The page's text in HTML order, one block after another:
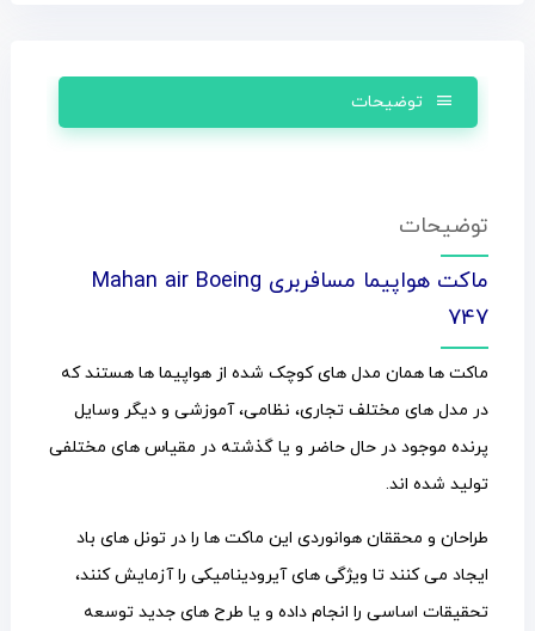
توضیحات
توضیحات
ماکت هواپیما مسافربری Mahan air Boeing
747
ماکت ها همان مدل های کوچک شده از هواپیما ها هستند که
در مدل های مختلف تجاری، نظامی، آموزشی و دیگر وسایل
پرنده موجود در حال حاضر و یا گذشته در مقیاس های مختلفی
تولید شده اند.
طراحان و محققان هوانوردی این ماکت ها را در تونل های باد
ایجاد می کنند تا ویژگی های آیرودینامیکی را آزمایش کنند،
تحقیقات اساسی را انجام داده و یا طرح های جدید توسعه